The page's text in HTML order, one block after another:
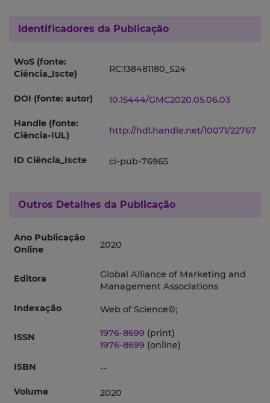
Identificadores da Publicação
WoS (fonte:
Ciência_Iscte)
RC:138481180_S24
DOI (fonte: autor) 10.15444/GMC2020.05.06.03
Handle (fonte:
Ciência-IUL)
http://hdl.handle.net/10071/22767
ID Ciência_Iscte ci-pub-76965
Outros Detalhes da Publicação
Ano Publicação
Online
2020
Editora
Global Alliance of Marketing and
Management Associations
Indexação
Web of Science©;
ISSN 1976-8699 (print)
1976-8699 (online)
ISBN
--
Volume 2020